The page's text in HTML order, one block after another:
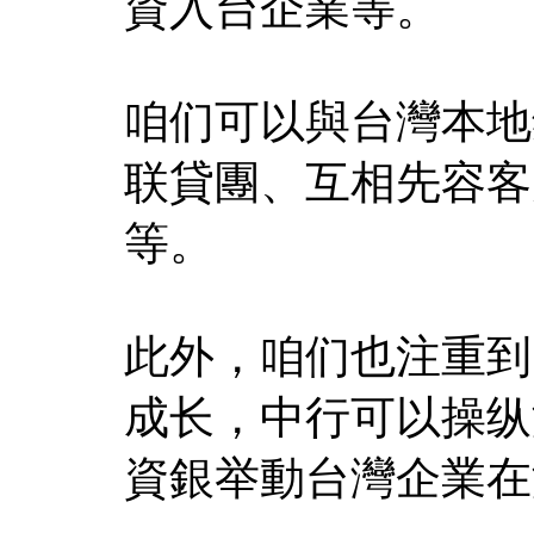
咱们可以與台灣本
联貸團、互相先容
等。
此外，咱们也注重
成长，中行可以操
資銀举動台灣企業